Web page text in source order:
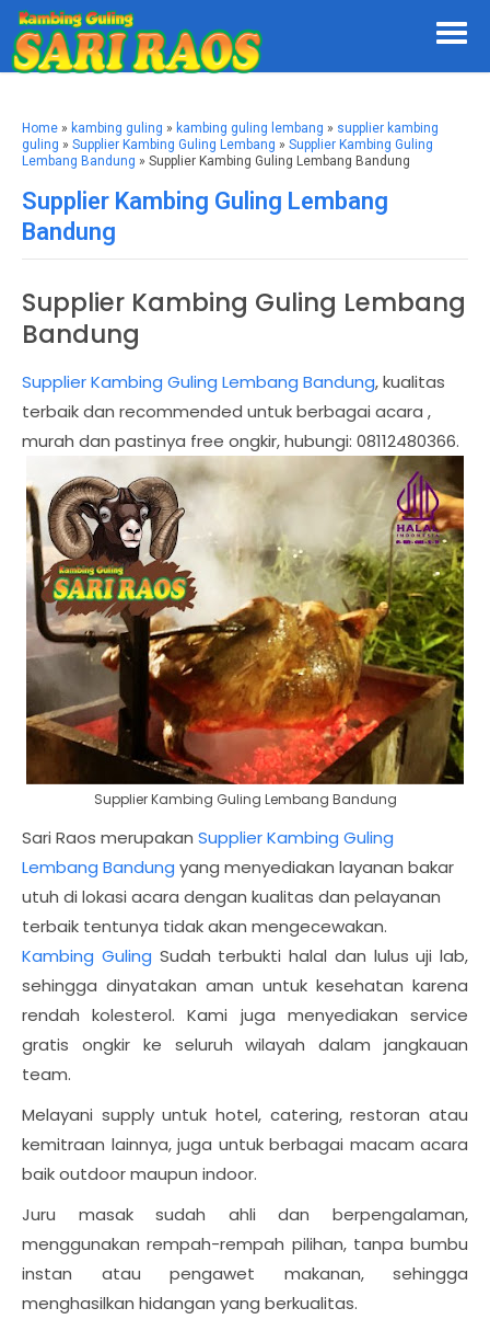
Home » kambing guling » kambing guling lembang » supplier kambing
guling » Supplier Kambing Guling Lembang » Supplier Kambing Guling
Lembang Bandung » Supplier Kambing Guling Lembang Bandung
Supplier Kambing Guling Lembang
Bandung
Supplier Kambing Guling Lembang
Bandung
Supplier Kambing Guling Lembang Bandung, kualitas
terbaik dan recommended untuk berbagai acara ,
murah dan pastinya free ongkir, hubungi: 08112480366.
Supplier Kambing Guling Lembang Bandung
Sari Raos merupakan Supplier Kambing Guling
Lembang Bandung yang menyediakan layanan bakar
utuh di lokasi acara dengan kualitas dan pelayanan
terbaik tentunya tidak akan mengecewakan.
Kambing Guling Sudah terbukti halal dan lulus uji lab,
sehingga dinyatakan aman untuk kesehatan karena
rendah kolesterol. Kami juga menyediakan service
gratis ongkir ke seluruh wilayah dalam jangkauan
team.
Melayani supply untuk hotel, catering, restoran atau
kemitraan lainnya, juga untuk berbagai macam acara
baik outdoor maupun indoor.
Juru masak sudah ahli dan berpengalaman,
menggunakan rempah-rempah pilihan, tanpa bumbu
instan atau pengawet makanan, sehingga
menghasilkan hidangan yang berkualitas.